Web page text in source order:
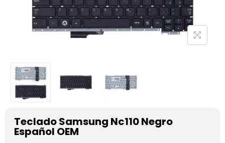
Teclado Samsung Nc110 Negro
Español OEM